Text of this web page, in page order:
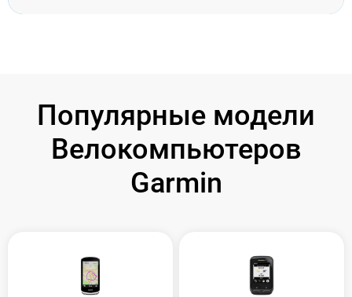
Популярные модели
Велокомпьютеров
Garmin